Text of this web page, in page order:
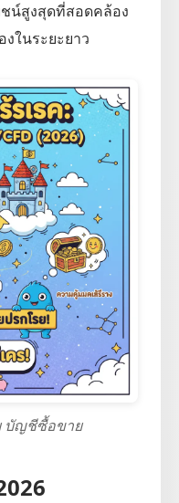
น์สูงสุดที่สอดคล้อง
ในระยะยาว
บัญชีซื้อขาย